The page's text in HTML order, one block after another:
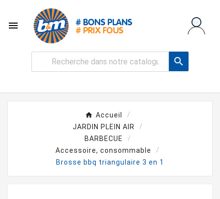


Accueil
JARDIN PLEIN AIR
BARBECUE
Accessoire, consommable
Brosse bbq triangulaire 3 en 1